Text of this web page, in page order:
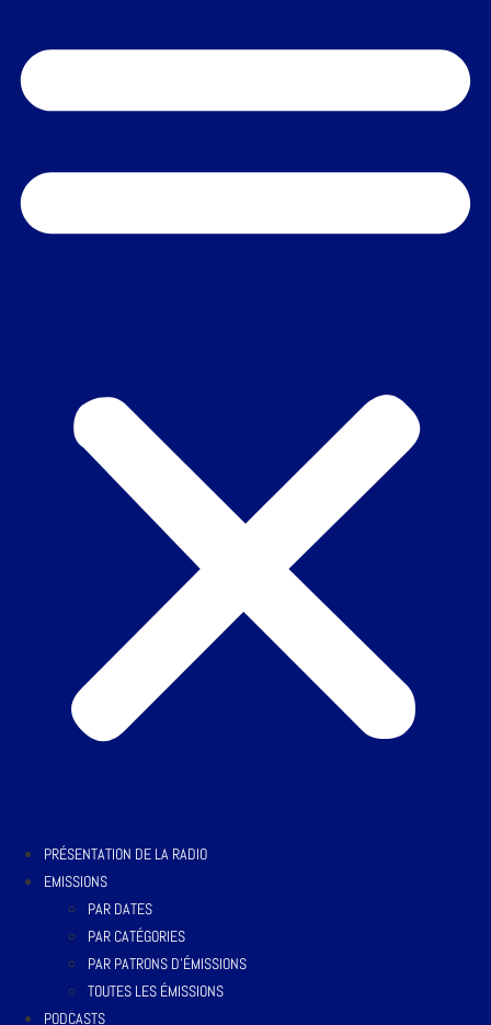
PRÉSENTATION DE LA RADIO
EMISSIONS
PAR DATES
PAR CATÉGORIES
PAR PATRONS D’ÉMISSIONS
TOUTES LES ÉMISSIONS
PODCASTS